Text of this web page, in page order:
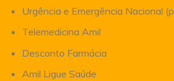
Urgência e Emergência Nacional
Telemedicina Amil
Desconto Farmácia
Amil Ligue Saúde